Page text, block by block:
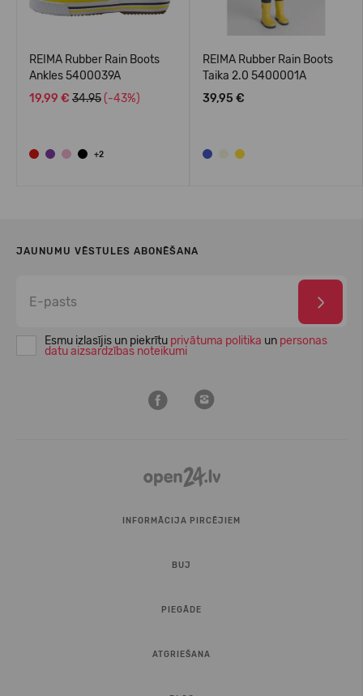
REIMA Rubber Rain Boots
Ankles 5400039A
19,99 € 34.95 (-43%)
+2
REIMA Rubber Rain Boots
Taika 2.0 5400001A
39,95 €
JAUNUMU VĒSTULES ABONĒŠANA
Esmu izlasījis un piekrītu privātuma politika un personas
datu aizsardzības noteikumi
INFORMĀCIJA PIRCĒJIEM
BUJ
PIEGĀDE
ATGRIEŠANA